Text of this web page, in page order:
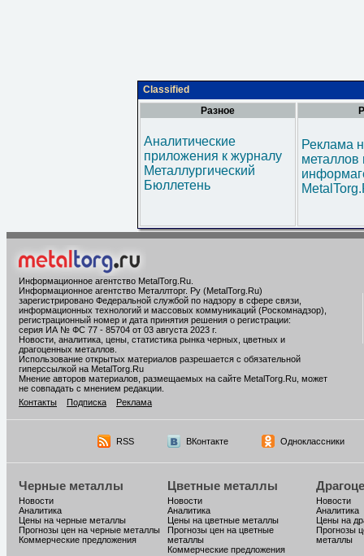
Classified
Разное
Аналитические
приложения к журналу
Металлургический
Бюллетень
Реклама
металлов
Информационное агентство MetalTorg.Ru
Информационное агентство Металлторг. Ру (MetalTorg.Ru)
зарегистрировано Федеральной службой по надзору в сфере связи,
информационных технологий и массовых коммуникаций (Роскомнадзор),
регистрационный номер и дата принятия решения о регистрации:
серия ИА № ФС 77 - 85704 от 03 августа 2023 г.
Новости, аналитика, цены, статистика рынка черных, цветных и
драгоценных металлов.
Использование открытых материалов разрешается с обязательной
гиперссылкой на MetalTorg.Ru
Мнение авторов материалов, размещаемых на сайте MetalTorg.Ru, может
не совпадать с мнением редакции.
Контакты
Подписка Реклама
RSS ВКонтакте Одноклассники
Черные металлы
Новости
Аналитика
Цены на черные металлы
Прогнозы цен на черные металлы
Коммерческие предложения
Цветные металлы
Новости
Аналитика
Цены на цветные металлы
Прогнозы цен на цветные
металлы
Коммерческие предложения
Новости
Аналитика
Цены на
Прогнозы
металлы